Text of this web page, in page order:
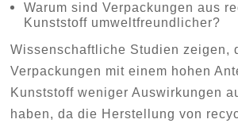
Warum sind Verpackungen aus
Kunststoff umweltfreundlicher?
Wissenschaftliche Studien zeigen,
Verpackungen mit einem hohen
Kunststoff weniger Auswirkungen
haben, da die Herstellung von